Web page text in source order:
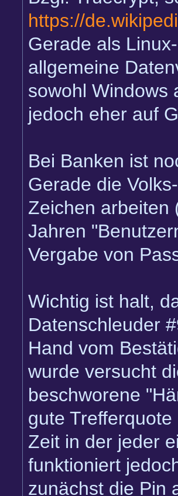
https://
Gerade als
allgemeine
sowohl Windows
jedoch eher auf
Bei Banken ist
Gerade die
Zeichen arbeiten
Jahren
Vergabe von
Wichtig ist halt,
Datenschleuder
Hand vom
wurde versucht
beschworene
gute
Zeit in der jeder
funktioniert
zunächst die Pin